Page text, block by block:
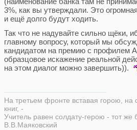
3%, как вы утверждали. Это
и ещё долго будут ходить.
Так что не надувайте сильно щёки,
главному вопросу, который мы
кандидатом на премию с профилем
образцовое искажение реальной
на этом диалог можно завершить)).
На третьем фронте вставая горою,
книг, -
Учитель равен солдату-герою - тот же
В.В.Маяковский